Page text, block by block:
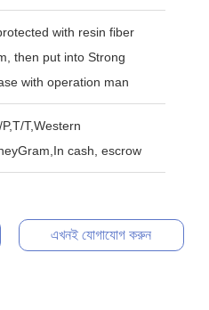
with resin fiber
then put into Strong
with operation man
T,Western
cash, escrow
এখনই যোগাযোগ করুন